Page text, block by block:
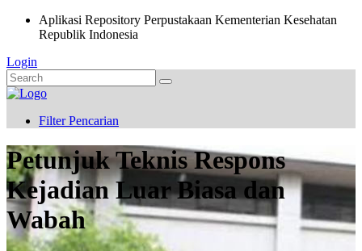
Aplikasi Repository Perpustakaan Kementerian Kesehatan
Republik Indonesia
Login
Filter Pencarian
Petunjuk Teknis Respons
Kejadian Luar Biasa dan
Wabah